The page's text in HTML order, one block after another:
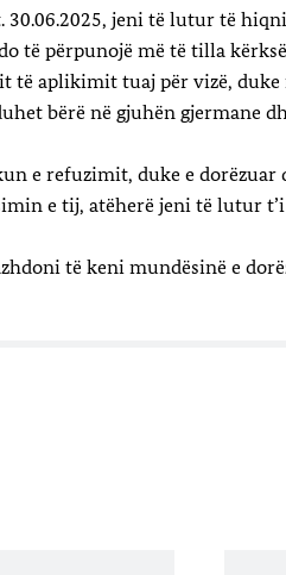
jeni të lutur të hiqni
të përpunojë më të tilla
aplikimit tuaj për vizë, duke
bërë në gjuhën gjermane
e refuzimit, duke e dorëzuar
e tij, atëherë jeni të lutur
të keni mundësinë e